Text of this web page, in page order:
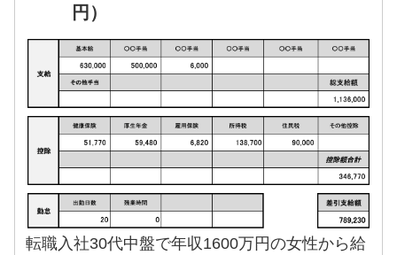
円）
転職入社30代中盤で年収1600万円の女性から給